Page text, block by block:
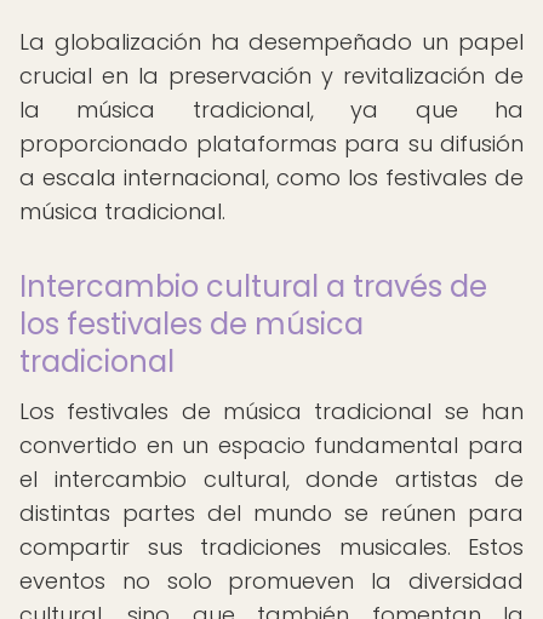
La globalización ha desempeñado un papel
crucial en la preservación y revitalización de
la música tradicional, ya que ha
proporcionado plataformas para su difusión
a escala internacional, como los festivales de
música tradicional.
Intercambio cultural a través de
los festivales de música
tradicional
Los festivales de música tradicional se han
convertido en un espacio fundamental para
el intercambio cultural, donde artistas de
distintas partes del mundo se reúnen para
compartir sus tradiciones musicales. Estos
eventos no solo promueven la diversidad